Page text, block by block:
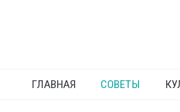
Проповеди
ГЛАВНАЯ СОВЕТЫ